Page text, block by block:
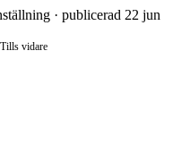
· publicerad 22 jun
Tills vidare